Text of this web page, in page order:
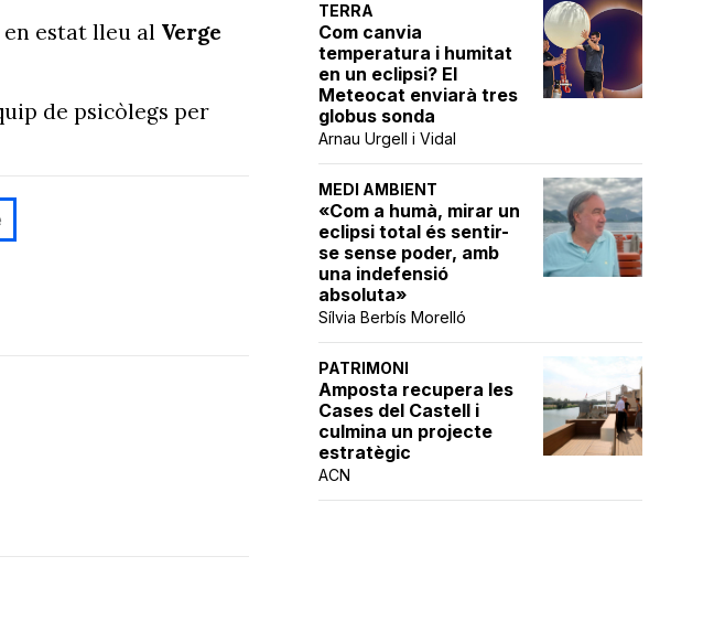
TERRA
Com canvia
temperatura i humitat
en un eclipsi? El
Meteocat enviarà tres
globus sonda
Arnau Urgell i Vidal
MEDI AMBIENT
«Com a humà, mirar un
eclipsi total és sentir-
se sense poder, amb
una indefensió
absoluta»
Sílvia Berbís Morelló
PATRIMONI
Amposta recupera les
Cases del Castell i
culmina un projecte
estratègic
ACN
estat lleu al Verge
de psicòlegs per